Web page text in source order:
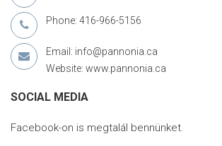
Phone: 416-966-5156
Email: info@pannonia.ca
Website: www.pannonia.ca
SOCIAL MEDIA
Facebook-on is megtalál bennünket.